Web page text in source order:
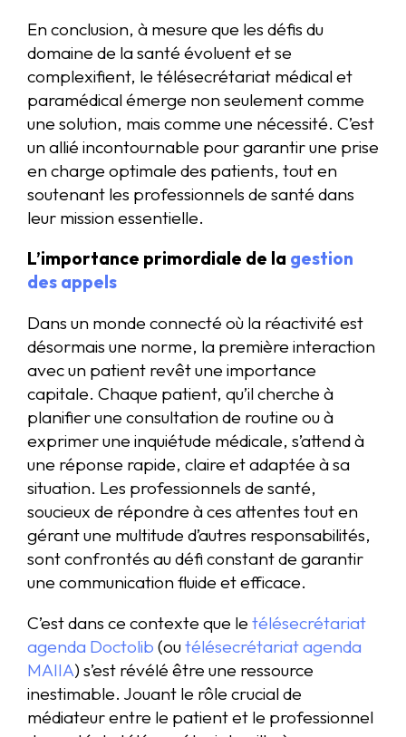
En conclusion, à mesure que les défis du
domaine de la santé évoluent et se
complexifient, le télésecrétariat médical et
paramédical émerge non seulement comme
une solution, mais comme une nécessité. C’est
un allié incontournable pour garantir une prise
en charge optimale des patients, tout en
soutenant les professionnels de santé dans
leur mission essentielle.
L’importance primordiale de la gestion
des appels
Dans un monde connecté où la réactivité est
désormais une norme, la première interaction
avec un patient revêt une importance
capitale. Chaque patient, qu’il cherche à
planifier une consultation de routine ou à
exprimer une inquiétude médicale, s’attend à
une réponse rapide, claire et adaptée à sa
situation. Les professionnels de santé,
soucieux de répondre à ces attentes tout en
gérant une multitude d’autres responsabilités,
sont confrontés au défi constant de garantir
une communication fluide et efficace.
C’est dans ce contexte que le télésecrétariat
agenda Doctolib (outélésecrétariat agenda
MAIIA) s’est révélé être une ressource
inestimable. Jouant le rôle crucial de
médiateur entre le patient et le professionnel